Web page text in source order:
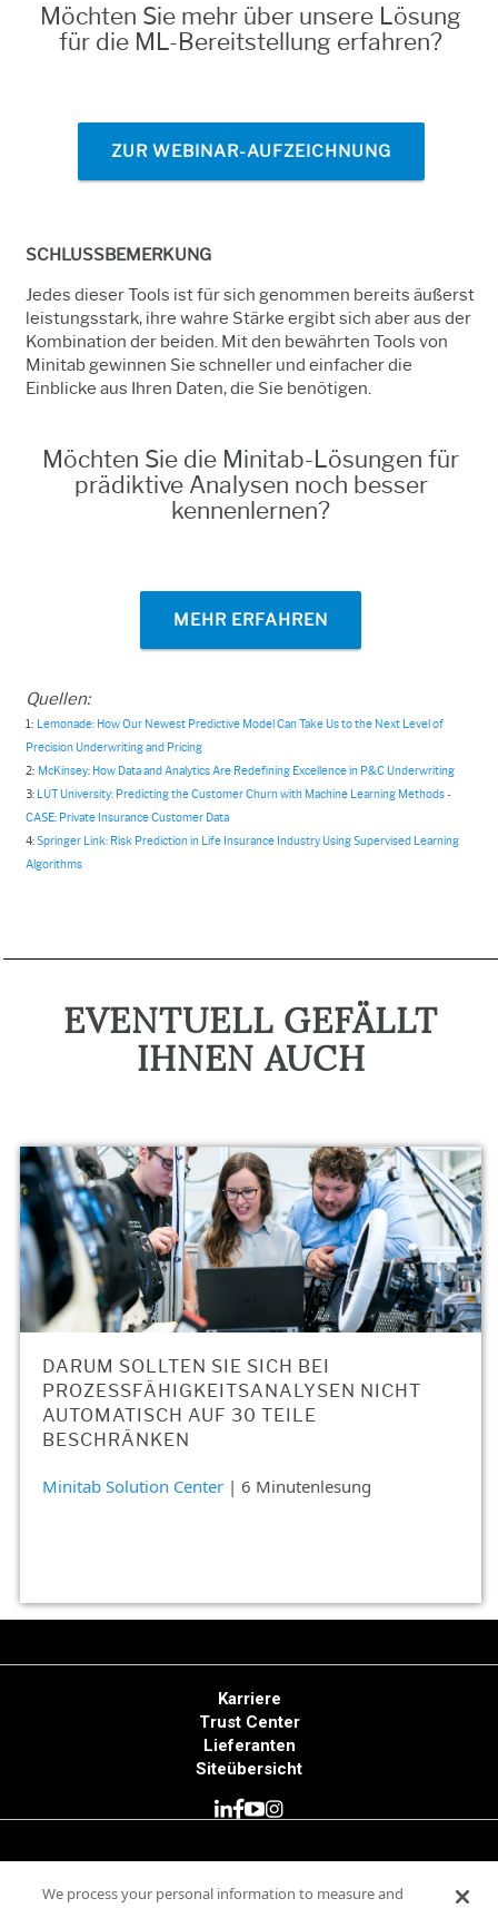
Möchten Sie mehr über unsere Lösung
für die ML-Bereitstellung erfahren?
ZUR WEBINAR-AUFZEICHNUNG
SCHLUSSBEMERKUNG
Jedes dieser Tools ist für sich genommen bereits äußerst
leistungsstark, ihre wahre Stärke ergibt sich aber aus der
Kombination der beiden. Mit den bewährten Tools von
Minitabgewinnen Sie schneller und einfacher die
Einblicke aus Ihren Daten, die Sie benötigen.
Möchten Sie die Minitab-Lösungen für
prädiktive Analysen noch besser
kennenlernen?
MEHR ERFAHREN
Quellen:
1: Lemonade: How Our Newest Predictive Model Can Take Us to the Next Level of
Precision Underwriting and Pricing
2: McKinsey: How Data and Analytics Are Redefining Excellence in P&C Underwriting
3: LUT University: Predicting the Customer Churn with Machine Learning Methods -
CASE: Private Insurance Customer Data
4:Springer Link: Risk Prediction in Life Insurance Industry Using Supervised Learning
Algorithms
EVENTUELL GEFÄLLT
IHNEN AUCH
DARUM SOLLTEN SIE SICH BEI
PROZESSFÄHIGKEITSANALYSEN NICHT
AUTOMATISCH AUF 30 TEILE
BESCHRÄNKEN
Minitab Solution Center | 6 Minutenlesung
Karriere
Trust Center
Lieferanten
Siteübersicht
We process your personal information to measure and